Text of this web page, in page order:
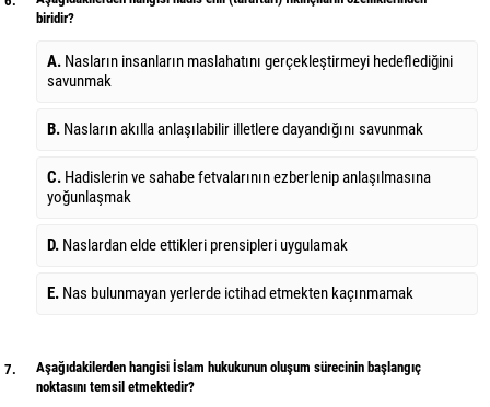
biridir?
A. Nasların insanların maslahatını gerçekleştirmeyi hedeflediğini
savunmak
B. Nasların akılla anlaşılabilir illetlere dayandığını savunmak
C. Hadislerin ve sahabe fetvalarının ezberlenip anlaşılmasına
yoğunlaşmak
D. Naslardan elde ettikleri prensipleri uygulamak
E. Nas bulunmayan yerlerde ictihad etmekten kaçınmamak
7.
Aşağıdakilerden hangisi İslam hukukunun oluşum sürecinin başlangıç
noktasını temsil etmektedir?